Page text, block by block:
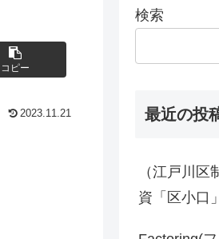
コピー
2023.11.21
検索
最近の投
（江戸川
資「区小口」